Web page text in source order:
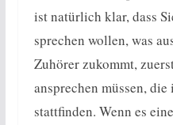
ist natürlich klar, dass
sprechen wollen, was
Zuhörer zukommt,
ansprechen müssen,
stattfinden. Wenn es